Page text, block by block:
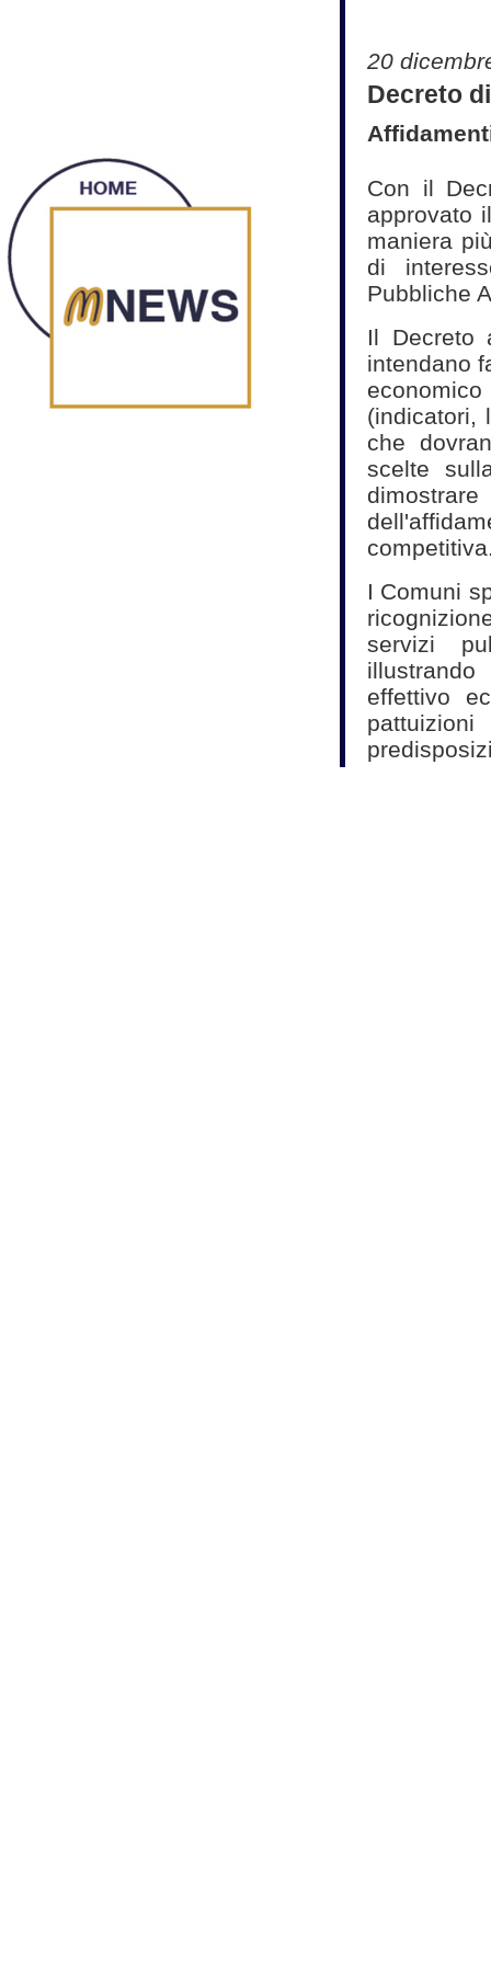
20
Decreto
Con il
approvato
maniera
di
Pubbliche
Il Decreto
intendano
(indicatori,
che
scelte
I Comuni
servizi
effettivo